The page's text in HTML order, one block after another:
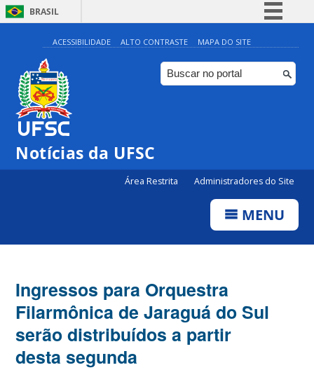
BRASIL
Simplifique!
Comunica BR
Participe
ACESSIBILIDADE ALTO CONTRASTE MAPA DO SITE
Notícias da UFSC
Área Restrita Administradores do Site
MENU
Ingressos para Orquestra
Filarmônica de Jaraguá do Sul
serão distribuídos a partir
desta segunda